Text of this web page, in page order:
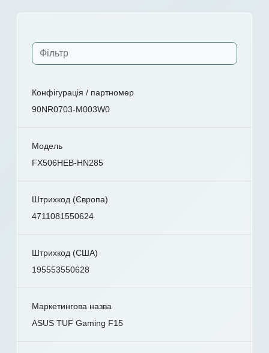
Конфігурація / партномер
90NR0703-M003W0
Модель
FX506HEB-HN285
Штрихкод (Європа)
4711081550624
Штрихкод (США)
195553550628
Маркетингова назва
ASUS TUF Gaming F15